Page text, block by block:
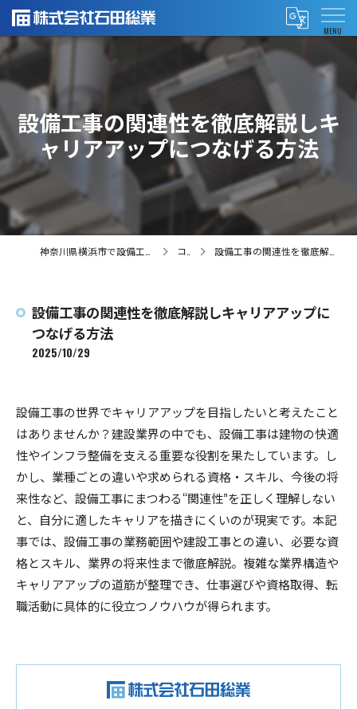
設備工事の関連性を徹底解説しキ
ャリアアップにつなげる方法
コラム 設備工事の関連性を徹底解説しキャリアアップにつなげる方法
設備工事の関連性を徹底解説しキャリアアップに
つなげる方法
2025/10/29
設備工事の世界でキャリアアップを目指したいと考えたこと
はありませんか？建設業界の中でも、設備工事は建物の快適
性やインフラ整備を支える重要な役割を果たしています。し
かし、業種ごとの違いや求められる資格・スキル、今後の将
来性など、設備工事にまつわる“関連性”を正しく理解しない
と、自分に適したキャリアを描きにくいのが現実です。本記
事では、設備工事の業務範囲や建設工事との違い、必要な資
格とスキル、業界の将来性まで徹底解説。複雑な業界構造や
キャリアアップの道筋が整理でき、仕事選びや資格取得、転
職活動に具体的に役立つノウハウが得られます。